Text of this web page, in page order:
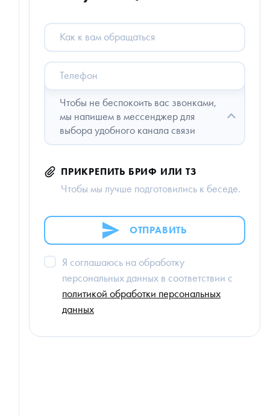
Как
вам
обращаться
Телефон
Чтобы не беспокоить вас звонками,
мы напишем в мессенджер для
выбора удобного канала связи
ПРИКРЕПИТЬ БРИФ ИЛИ ТЗ
Чтобы мы лучше подготовились к беседе.
ОТПРАВИТЬ
Я соглашаюсь на обработку
персональных данных в соответствии с
политикой обработки персональных
данных